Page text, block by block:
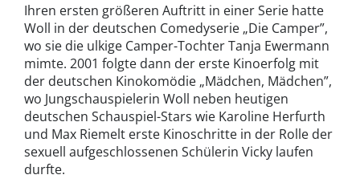
Ihren ersten größeren Auftritt in einer Serie hatte
Woll in der deutschen Comedyserie „Die Camper”,
wo sie die ulkige Camper-Tochter Tanja Ewermann
mimte. 2001 folgte dann der erste Kinoerfolg mit
der deutschen Kinokomödie „Mädchen, Mädchen”,
wo Jungschauspielerin Woll neben heutigen
deutschen Schauspiel-Stars wie Karoline Herfurth
und Max Riemelt erste Kinoschritte in der Rolle der
sexuell aufgeschlossenen Schülerin Vicky laufen
durfte.